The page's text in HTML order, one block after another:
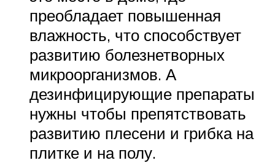
преобладает повышенная
влажность, что способствует
развитию болезнетворных
микроорганизмов. А
дезинфицирующие препараты
нужны чтобы препятствовать
развитию плесени и грибка на
плитке и на полу.